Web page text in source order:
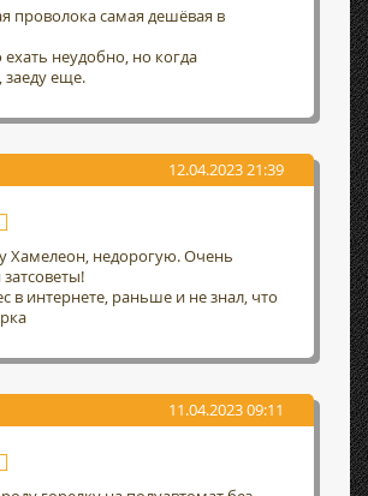
проволока самая дешёвая в
неудобно, но когда
заеду еще.
12.04.2023 21:39
Хамелеон, недорогую. Очень
в интернете, раньше и не знал, что
11.04.2023 09:11